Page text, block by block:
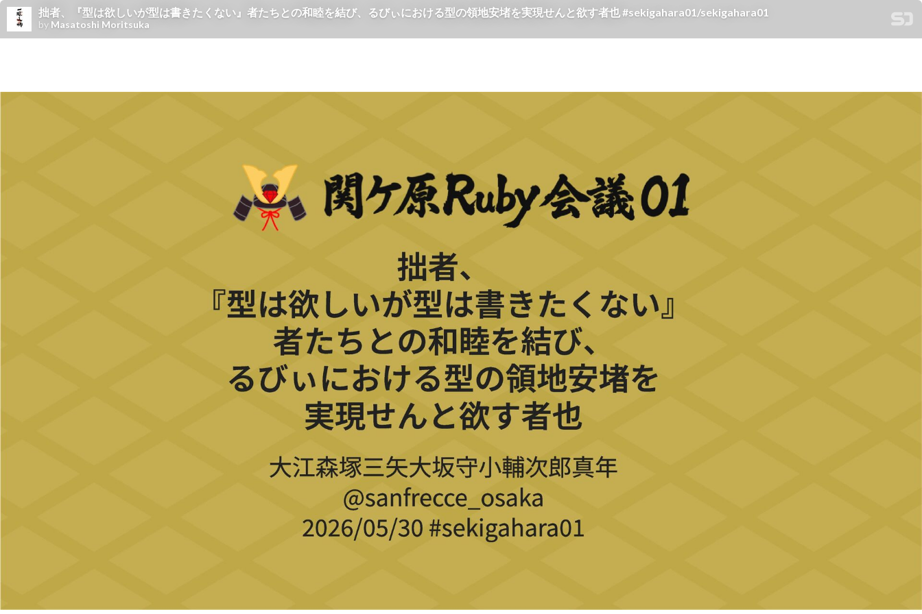
拙者、『型は欲しいが型は書きたくない』者たちとの和睦を結び、るびぃにおける型の領地安堵を実現せんと欲す者也 #sekigahara01/sekigahara01
by Masatoshi Moritsuka